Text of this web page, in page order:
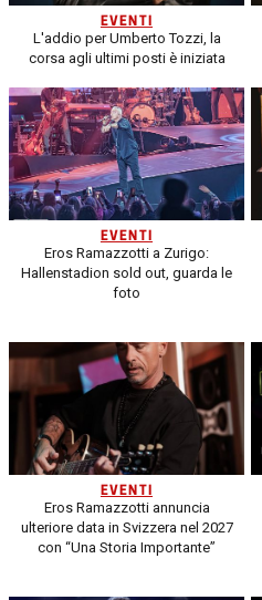
EVENTI
L'addio per Umberto Tozzi, la
corsa agli ultimi posti è iniziata
EVENTI
Eros Ramazzotti a Zurigo:
Hallenstadion sold out, guarda le
foto
EVENTI
Eros Ramazzotti annuncia
ulteriore data in Svizzera nel 2027
con “Una Storia Importante”